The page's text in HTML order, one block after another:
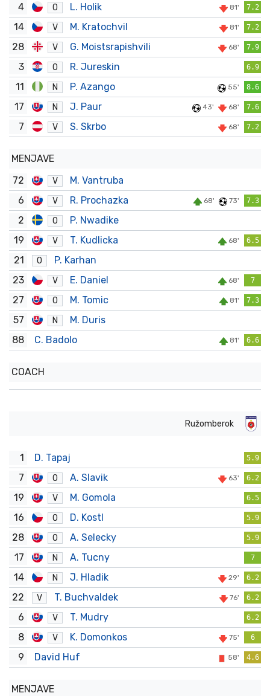
4 O L. Holik 81' 7.2
14 V M. Kratochvil 81' 7.2
28 V G. Moistsrapishvili 68' 7.9
3 O R. Jureskin 6.9
11 N P. Azango 55' 8.6
17 N J. Paur 43' 68' 7.6
7 V S. Skrbo 68' 7.2
MENJAVE
72
V
M. Vantruba
6
V R. Prochazka 68' 73' 7.3
2 O
P. Nwadike
19
V T. Kudlicka 68' 6.5
21 O
P. Karhan
23
V E. Daniel 68' 7
27 O M. Tomic 81' 7.3
57 N
M. Duris
88
C. Badolo 81' 6.6
COACH
Ružomberok
1 D. Tapaj 5.9
7 O A. Slavik 63' 6.2
19 V M. Gomola 6.5
16 O D. Kostl 5.9
28 O A. Selecky 5.9
17 N A. Tucny 7
14 N J. Hladik 29' 6.2
22 V T. Buchvaldek 76' 6.2
6 V T. Mudry 6.2
8 V K. Domonkos 75' 6
9 David Huf 58' 4.6
MENJAVE